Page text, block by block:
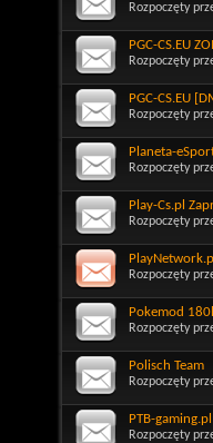
Rozpoczęty
PGC-CS.EU
Rozpoczęty
PGC-CS.EU
Rozpoczęty
Planeta-
Rozpoczęty
Play-Cs.pl
Rozpoczęty
Rozpoczęty
Pokemod
Rozpoczęty
Polisch Team
Rozpoczęty
PTB-
Rozpoczęty